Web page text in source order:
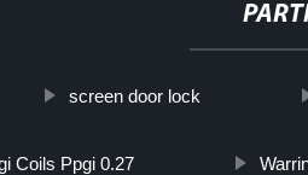
screen door lock
Coils Ppgi 0.27